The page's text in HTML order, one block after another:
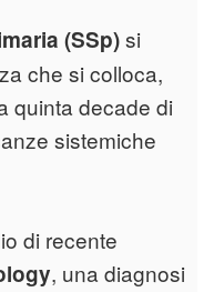
(SSp)si
che si colloca,
quinta decade di
sistemiche
di recente
, una diagnosi